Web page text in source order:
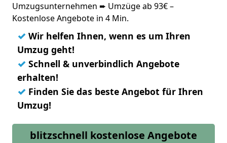
Umzugsunternehmen ➨ Umzüge ab 93€ –
Kostenlose Angebote in 4 Min.
✓ Wir helfen Ihnen, wenn es um Ihren
Umzug geht!
✓ Schnell & unverbindlich Angebote
erhalten!
✓ Finden Sie das beste Angebot für Ihren
Umzug!
blitzschnell kostenlose Angebote